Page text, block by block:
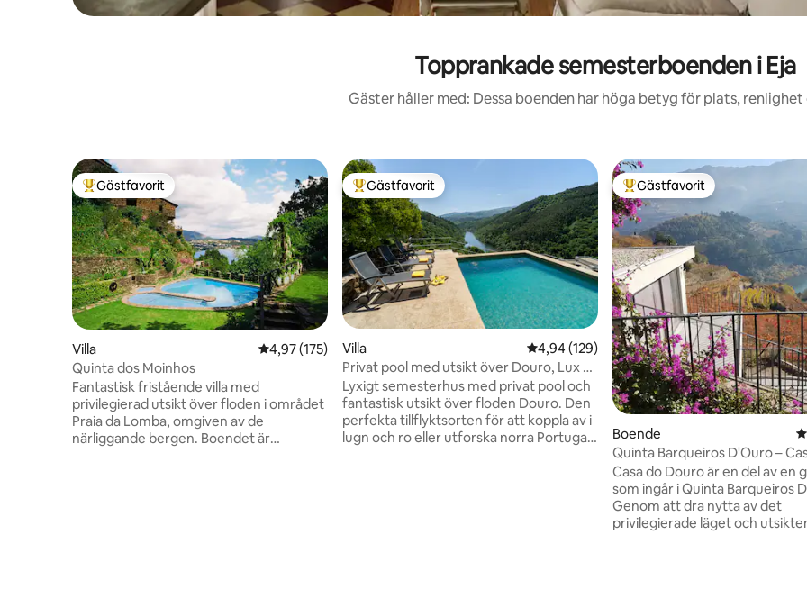
Topprankade semesterboenden i Eja
Gäster håller med: Dessa boenden har höga betyg för plats, renlighet
Populär gästfavorit
Gästfavorit
Villa 4,97 av 5 i genomsnittligt betyg, 175 omdömen
4,97 (175)
Quinta dos Moinhos
Fantastisk fristående villa med
privilegierad utsikt över floden i området
Praia da Lomba, omgiven av de
närliggande bergen. Boendet är
Populär gästfavorit
Gästfavorit
Villa 4,94 av 5 i genomsnittligt betyg, 129
4,94 (129)
Privat pool med utsikt över Douro, Lux &
Design
Lyxigt semesterhus med privat pool och
fantastisk utsikt över floden Douro. Den
perfekta tillflyktsorten för att koppla av i
lugn och ro eller utforska norra Portugal.
Populär gästfavorit
Gästfavorit
Boende
Quinta Barqueiros D'Ouro –
Douro
Casa do Douro är en del av en
som ingår i Quinta Barqueiros
Genom att dra nytta av det
privilegierade läget och